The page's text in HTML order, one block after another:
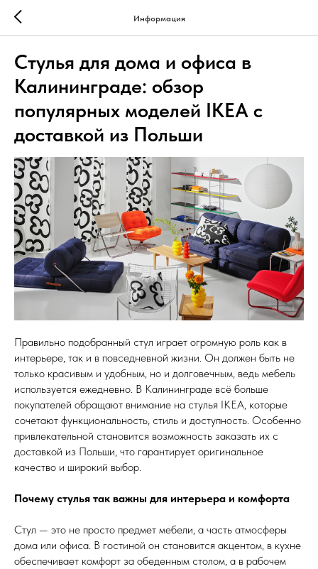
Информация
Стулья для дома и офиса в
Калининграде: обзор
популярных моделей IKEA с
доставкой из Польши
Правильно подобранный стул играет огромную роль как в
интерьере, так и в повседневной жизни. Он должен быть не
только красивым и удобным, но и долговечным, ведь мебель
используется ежедневно. В Калининграде всё больше
покупателей обращают внимание на стулья IKEA, которые
сочетают функциональность, стиль и доступность. Особенно
привлекательной становится возможность заказать их с
доставкой из Польши, что гарантирует оригинальное
качество и широкий выбор.
Почему стулья так важны для интерьера и комфорта
Стул — это не просто предмет мебели, а часть атмосферы
дома или офиса. В гостиной он становится акцентом, в кухне
обеспечивает комфорт за обеденным столом, а в рабочем